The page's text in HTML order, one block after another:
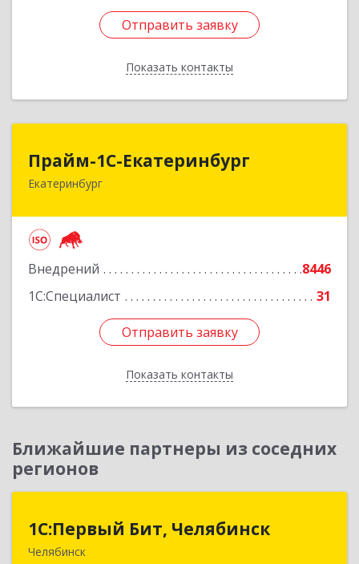
Отправить заявку
Показать контакты
Отправить заявку
Назад
Прайм-1С-Екатеринбург
Екатеринбург
Внедрений
8446
1С:Специалист
31
Отправить заявку
Показать контакты
Прайм-1С-Екатеринбург
620142, Свердловская обл, Екатеринбург г, 8
Отправить заявку
Назад
Ближайшие партнеры из соседних
регионов
1С:Первый Бит, Челябинск
Челябинск
1С:Первый Бит, Челябинск